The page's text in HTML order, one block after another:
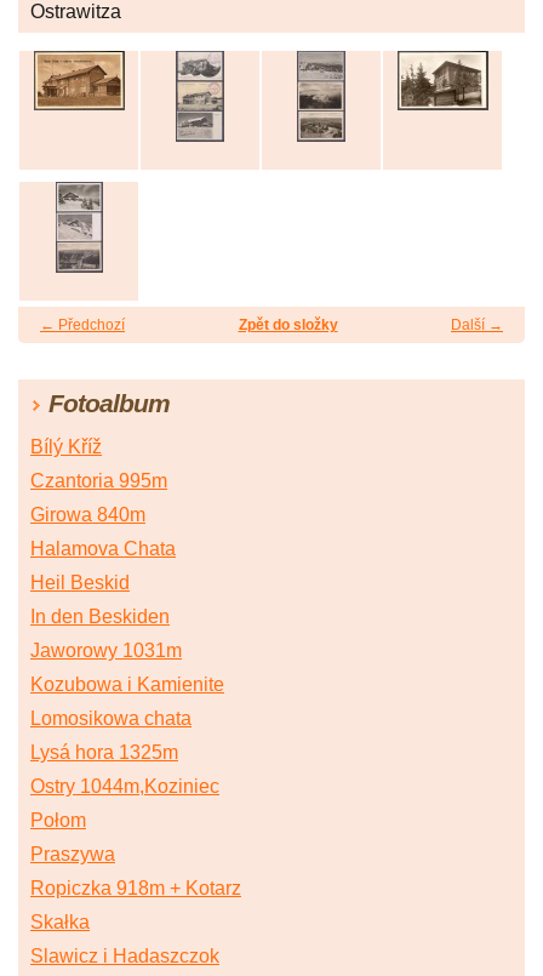
Ostrawitza
← Předchozí Další →
Zpět do složky
Fotoalbum
Bílý Kříž
Czantoria 995m
Girowa 840m
Halamova Chata
Heil Beskid
In den Beskiden
Jaworowy 1031m
Kozubowa i Kamienite
Lomosikowa chata
Lysá hora 1325m
Ostry 1044m,Koziniec
Połom
Praszywa
Ropiczka 918m + Kotarz
Skałka
Slawicz i Hadaszczok